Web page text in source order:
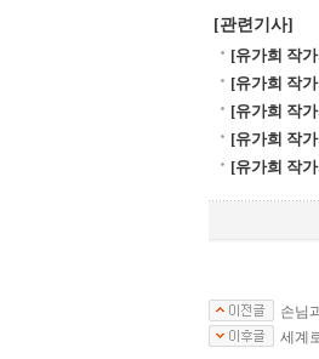
[관련기사]
[유가희 작
[유가희 작
[유가희 작
[유가희 작
[유가희 작
손님
세계